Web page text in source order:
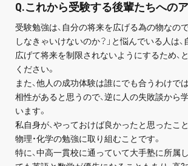
Q.これから受験する後輩たちへの
受験勉強は、自分の将来を広げる為の物なので
しなきゃいけないのか？」と悩んでいる人は
広げて将来を制限されないようにするため、
ください。
また、他人の成功体験は誰にでも合うわけで
相性があると思うので、逆に人の失敗談から
います。
私自身が、やっておけば良かったと思ったこ
物理・化学の勉強に取り組むことです。
特に、中高一貫校に通っていて大手塾に所属